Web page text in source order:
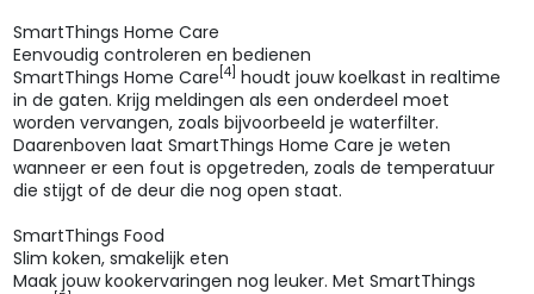
SmartThings Home Care
Eenvoudig controleren en bedienen
SmartThings Home Care [4] houdt jouw koelkast in realtime
in de gaten. Krijg meldingen als een onderdeel moet
worden vervangen, zoals bijvoorbeeld je waterfilter.
Daarenboven laat SmartThings Home Care je weten
wanneer er een fout is opgetreden, zoals de temperatuur
die stijgt of de deur die nog open staat.
SmartThings Food
Slim koken, smakelijk eten
Maak jouw kookervaringen nog leuker. Met SmartThings